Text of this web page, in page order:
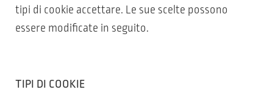
tipi di cookie accettare. Le sue scelte possono
essere modificate in seguito.
TIPI DI COOKIE